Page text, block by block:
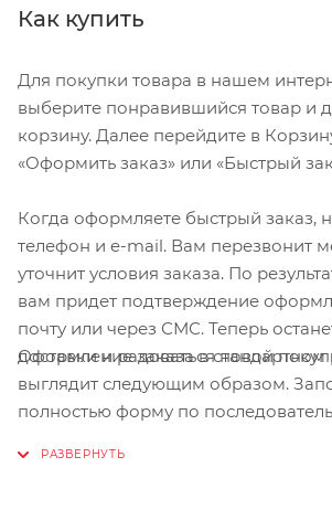
Как купить
Для покупки товара в нашем
выберите понравившийся товар и
корзину. Далее перейдите в
«Оформить заказ» или «Быстрый
Когда оформляете быстрый
телефон и e-mail. Вам перезвонит
уточнит условия заказа. По
вам придет подтверждение
почту или через СМС. Теперь
доставки и радоваться новой
Оформление заказа в
выглядит следующим образом.
полностью форму по